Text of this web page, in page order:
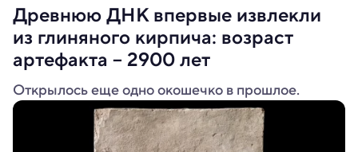
Древнюю ДНК впервые извлекли
из глиняного кирпича: возраст
артефакта – 2900 лет
Открылось еще одно окошечко в прошлое.